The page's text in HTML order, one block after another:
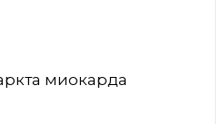
миокарда